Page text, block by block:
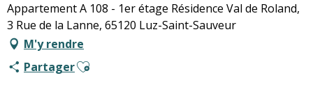
Appartement A 108 - 1er étage Résidence Val de Roland,
3 Rue de la Lanne, 65120 Luz-Saint-Sauveur
M'y rendre
PartagerAjouter aux favoris